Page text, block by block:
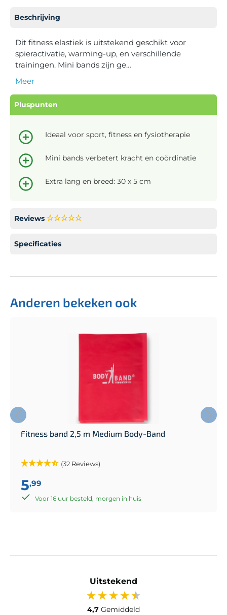
Beschrijving
Dit fitness elastiek is uitstekend geschikt voor
spieractivatie, warming-up, en verschillende
trainingen. Mini bands zijn ge…
Meer
Pluspunten
Ideaal voor sport, fitness en fysiotherapie
Mini bands verbetert kracht en coördinatie
Extra lang en breed: 30 x 5 cm
Reviews
Specificaties
Anderen bekeken ook
Fitness band 2,5 m Medium Body-Band
(32 Reviews)
5,99
Voor 16 uur besteld, morgen in huis
Uitstekend
4,7 Gemiddeld